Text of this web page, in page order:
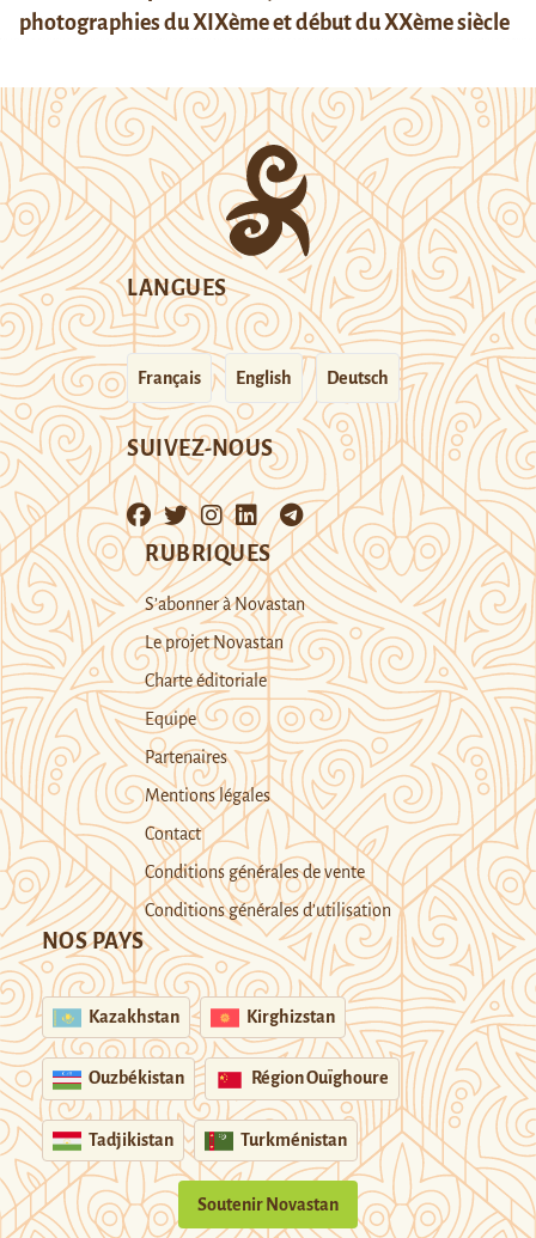
photographies du XIXème et début du XXème siècle
LANGUES
Français English Deutsch
SUIVEZ-NOUS
RUBRIQUES
S’abonner à Novastan
Le projet Novastan
Charte éditoriale
Equipe
Partenaires
Mentions légales
Contact
Conditions générales de vente
Conditions générales d’utilisation
NOS PAYS
Kazakhstan Kirghizstan
Ouzbékistan Région Ouïghoure
Tadjikistan Turkménistan
Soutenir Novastan